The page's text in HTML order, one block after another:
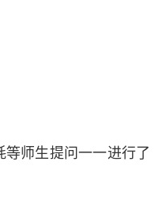
师生提问一一进行了